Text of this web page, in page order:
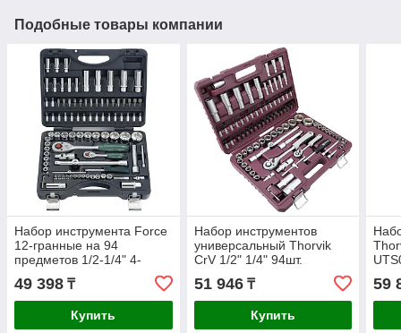
Подобные товары компании
Набор инструмента Force
12-гранные на 94
предметов 1/2-1/4" 4-
32мм 4941R-9
49 398 ₸
Купить
Набор инструментов
универсальный Thorvik
CrV 1/2" 1/4" 94шт.
UTS0094
51 946₸
Купить
59